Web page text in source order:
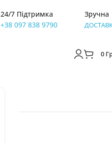
24/7 Підтримка
+38 097 838 9790
Зручна
0